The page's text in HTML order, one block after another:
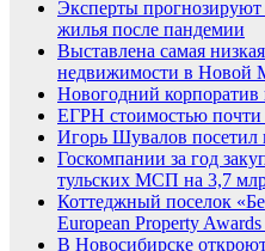
Эксперты
жилья после пандемии
Выставлена самая
недвижимости в Новой
Новогодний корпоратив
ЕГРН стоимостью почти
Игорь Шувалов
Госкомпании за год
тульских МСП на 3,7
Коттеджный поселок
European Property
В Новосибирске